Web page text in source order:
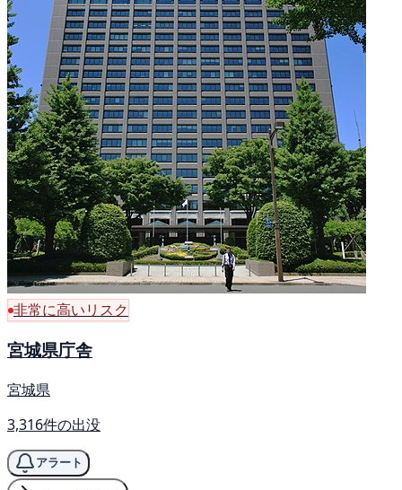
非常に高いリスク
宮城県庁舎
宮城県
3,316件の出没
アラート